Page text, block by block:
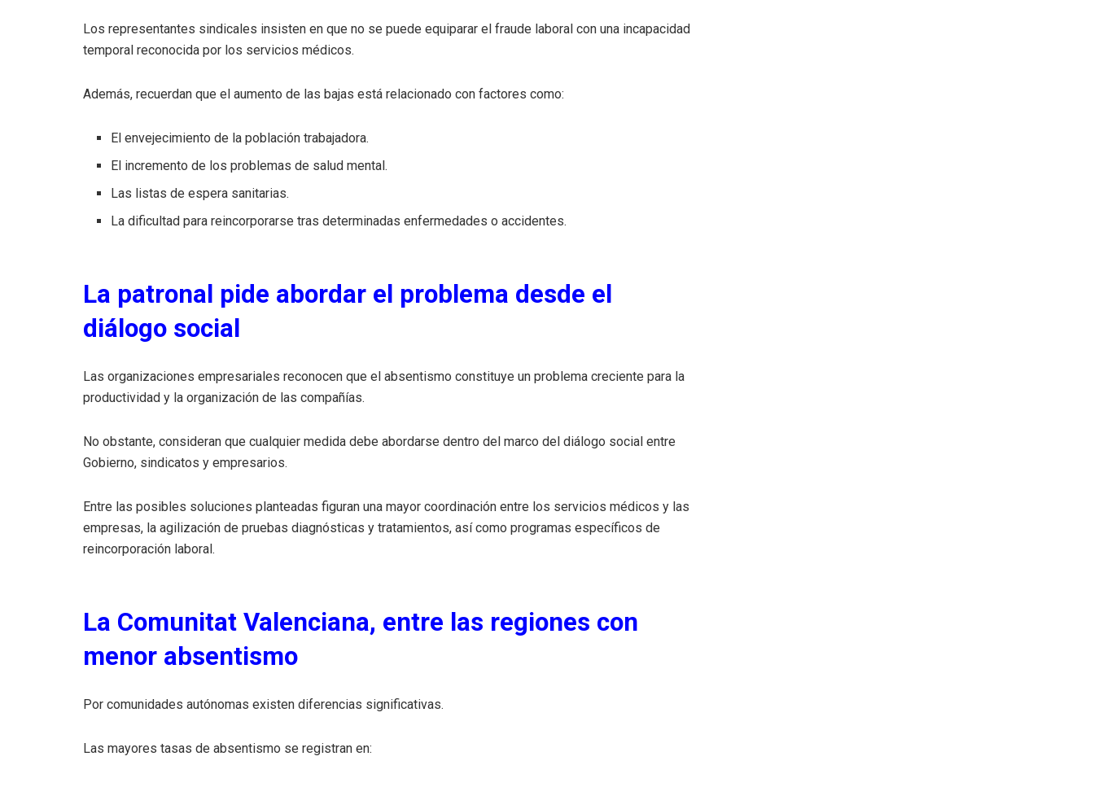
Los representantes sindicales insisten en que no se puede equiparar el fraude laboral con una incapacidad
temporal reconocida por los servicios médicos.
Además, recuerdan que el aumento de las bajas está relacionado con factores como:
El envejecimiento de la población trabajadora.
El incremento de los problemas de salud mental.
Las listas de espera sanitarias.
La dificultad para reincorporarse tras determinadas enfermedades o accidentes.
La patronal pide abordar el problema desde el
diálogo social
Las organizaciones empresariales reconocen que el absentismo constituye un problema creciente para la
productividad y la organización de las compañías.
No obstante, consideran que cualquier medida debe abordarse dentro del marco del diálogo social entre
Gobierno, sindicatos y empresarios.
Entre las posibles soluciones planteadas figuran una mayor coordinación entre los servicios médicos y las
empresas, la agilización de pruebas diagnósticas y tratamientos, así como programas específicos de
reincorporación laboral.
La Comunitat Valenciana, entre las regiones con
menor absentismo
Por comunidades autónomas existen diferencias significativas.
Las mayores tasas de absentismo se registran en: